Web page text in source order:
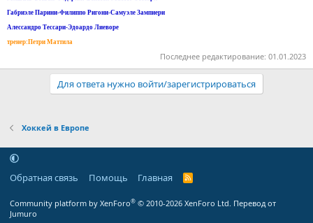
Габриэле Парини-Филиппо Ригони-Самуэле Зампиери
Алессандро Тессари-Эдоардо Лиеворе
тренер:Петри Маттила
Последнее редактирование: 01.01.2023
Для ответа нужно войти/зарегистрироваться
Хоккей в Европе
Обратная связь Помощь Главная
R
Community platform by XenForo® © 2010-2026 XenForo Ltd. Перевод от
Jumuro